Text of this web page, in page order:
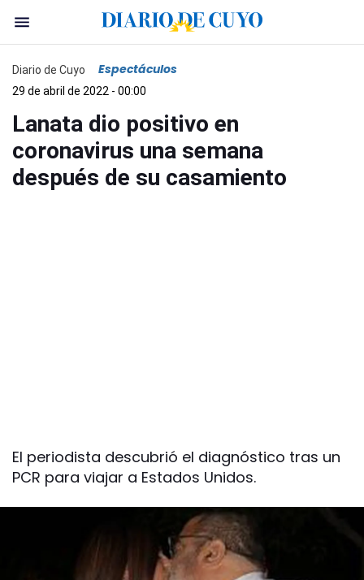
Diario de Cuyo Espectáculos
29 de abril de 2022 - 00:00
Lanata dio positivo en
coronavirus una semana
después de su casamiento
El periodista descubrió el diagnóstico tras un
PCR para viajar a Estados Unidos.